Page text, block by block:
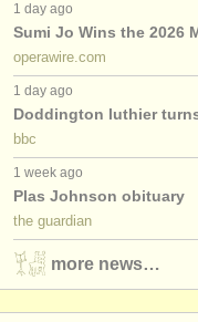
1 day ago
Sumi Jo Wins the 2026
operawire.com
1 day ago
Doddington luthier
bbc
1 week ago
Plas Johnson obituary
the guardian
more news…